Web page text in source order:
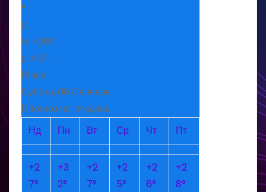
°
C
H: +26°
L: +15°
Рівне
Субота, 08 Серпень
Прогноз на тиждень
Нд
Пн Вт Ср Чт Пт
+2
7°
+3
2°
+2
7°
+2
5°
+2
6°
+2
8°